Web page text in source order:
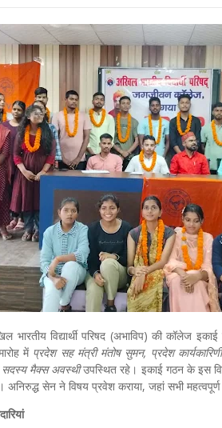
भारतीय विद्यार्थी परिषद (अभाविप) की कॉलेज
में प्रदेश सह मंत्री मंतोष सुमन, प्रदेश
सदस्य मैक्स अवस्थीउपस्थित रहे। इकाई गठन के इस
अनिरुद्ध सेन ने विषय प्रवेश कराया, जहां सभी महत्वपूर्ण